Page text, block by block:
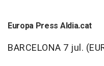
Europa Press Aldia.cat
BARCELONA 7 jul.